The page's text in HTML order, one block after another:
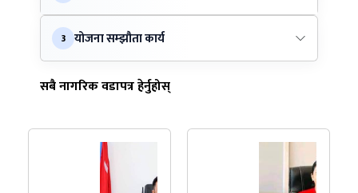
3 योजना सम्झौता कार्य
सबै नागरिक वडापत्र हेर्नुहोस्